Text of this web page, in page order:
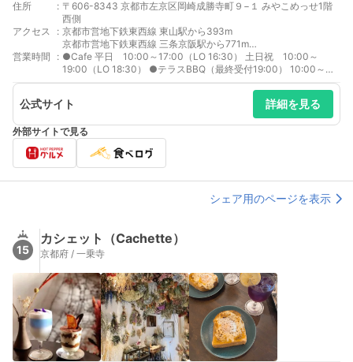
住所 : 〒606-8343 京都市左京区岡崎成勝寺町９−１ みやこめっせ1階
西側
アクセス
: 京都市営地下鉄東西線 東山駅から393m
京都市営地下鉄東西線 三条京阪駅から771m
京阪鴨東線 三条駅から898m
京阪本線 三条駅から898m
京阪鴨東線 神宮丸太町駅から943m
営業時間 : ●Cafe 平日 10:00～17:00（LO 16:30） 土日祝 10:00～
19:00（LO 18:30） ●テラスBBQ（最終受付19:00） 10:00～
21:30
公式サイト 詳細を見る
外部サイトで見る
シェア用のページを表示
15
カシェット（Cachette）
京都府 / 一乗寺